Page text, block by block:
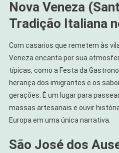
Nova Veneza
Tradição Italiana
Com casarios que remetem às
Veneza encanta por sua
típicas, como a Festa da
herança dos imigrantes e os
gerações. É um lugar para
massas artesanais e ouvir
Europa em uma única narrativa.
São José dos